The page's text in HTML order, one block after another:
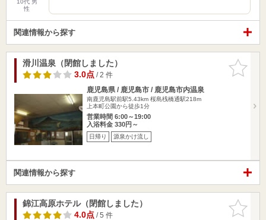
10代 男
性
関連情報から探す
お気に入
りに追加
滑川温泉（閉館しました）
3.0点/ 2 件
鹿児島県 / 鹿児島市 / 鹿児島市内温泉
南鹿児島駅前駅5.43km 桜島桟橋通駅218m
上本町公園から徒歩1分
営業時間 6:00～19:00
入浴料金 330円～
日帰り 源泉かけ流し
関連情報から探す
お気に入
りに追加
錦江高原ホテル（閉館しました）
4.0点/ 5 件